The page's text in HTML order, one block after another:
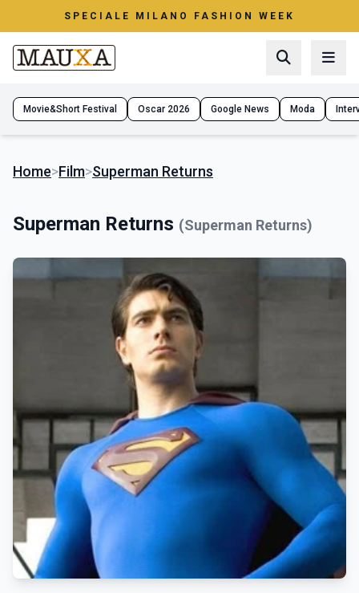
SPECIALE MILANO FASHION WEEK
Movie&Short Festival Oscar 2026 Google News Moda
Home>Film>Superman Returns
Superman Returns (Superman Returns)